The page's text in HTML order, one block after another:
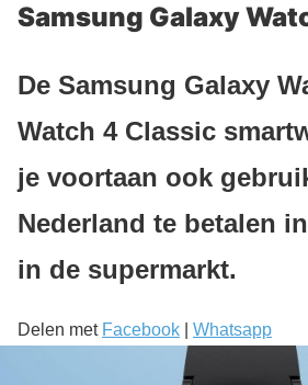
Samsung Galaxy
De Samsung Galaxy
Watch 4 Classic
je voortaan ook
Nederland te betalen
in de supermarkt.
Delen met Facebook Whatsapp